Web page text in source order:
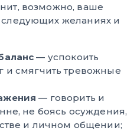
возможно, ваше
следующих желаниях и
— успокоить
и смягчить тревожные
— говорить и
не боясь осуждения,
и личном общении;